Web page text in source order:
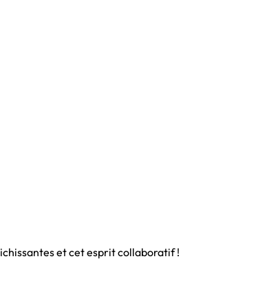
et cet esprit collaboratif !